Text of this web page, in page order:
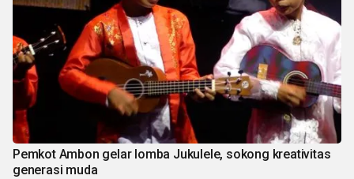
Pemkot Ambon gelar lomba Jukulele, sokong kreativitas
generasi muda